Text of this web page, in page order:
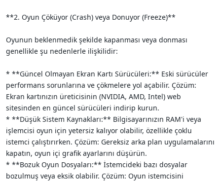
**2. Oyun Çöküyor (Crash) veya Donuyor (Freeze)**
Oyunun beklenmedik şekilde kapanması veya donması
genellikle şu nedenlerle ilişkilidir:
* **Güncel Olmayan Ekran Kartı Sürücüleri:** Eski sürücüler
performans sorunlarına ve çökmelere yol açabilir. Çözüm:
Ekran kartınızın üreticisinin (NVIDIA, AMD, Intel) web
sitesinden en güncel sürücüleri indirip kurun.
* **Düşük Sistem Kaynakları:** Bilgisayarınızın RAM'i veya
işlemcisi oyun için yetersiz kalıyor olabilir, özellikle çoklu
istemci çalıştırırken. Çözüm: Gereksiz arka plan uygulamalarını
kapatın, oyun içi grafik ayarlarını düşürün.
* **Bozuk Oyun Dosyaları:** İstemcideki bazı dosyalar
bozulmuş veya eksik olabilir. Çözüm: Oyun istemcisini